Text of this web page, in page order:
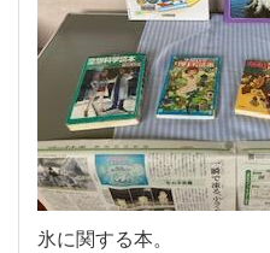
氷に関する本。